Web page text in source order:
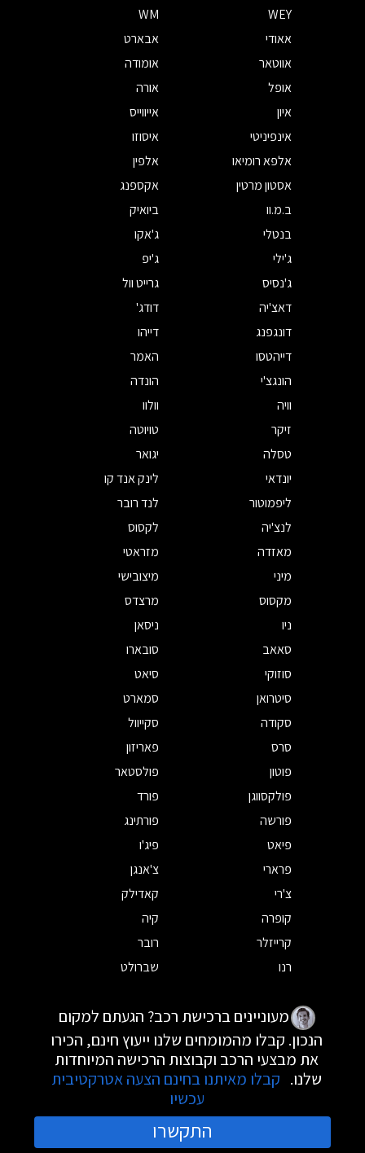
WEY
WM
אאודי
אבארט
אווטאר
אומודה
אופל
אורה
איון
אייווייס
אינפיניטי
איסוזו
אלפא רומיאו
אלפין
אסטון מרטין
אקספנג
ב.מ.וו
ביואיק
בנטלי
ג'אקו
ג'ילי
ג'יפ
ג'נסיס
גרייט וול
דאצ'יה
דודג'
דונגפנג
דייהו
דייהטסו
האמר
הונגצ'י
הונדה
וויה
וולוו
זיקר
טויוטה
טסלה
יגואר
יונדאי
לינק אנד קו
ליפמוטור
לנד רובר
לנצ'יה
לקסוס
מאזדה
מזראטי
מיני
מיצובישי
מקסוס
מרצדס
ניו
ניסאן
סאאב
סובארו
סוזוקי
סיאט
סיטרואן
סמארט
סקודה
סקייוול
סרס
פאריזון
פוטון
פולסטאר
פולקסווגן
פורד
פורשה
פורתינג
פיאט
פיג'ו
פרארי
צ'אנגן
צ'רי
קאדילק
קופרה
קיה
קרייזלר
רובר
רנו
שברולט
מעוניינים ברכישת רכב? הגעתם למקום
הנכון. קבלו מהמומחים שלנו ייעוץ חינם, הכירו
את מבצעי הרכב וקבוצות הרכישה המיוחדות
שלנו. קבלו מאיתנו בחינם הצעה אטרקטיבית
עכשיו
התקשרו